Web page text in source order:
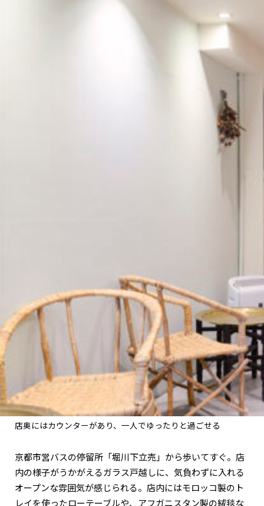
店奥にはカウンターがあり、一人でゆったりと過ごせる
京都市営バスの停留所「堀川下立売」から歩いてすぐ。店
内の様子がうかがえるガラス戸越しに、気負わずに入れる
オープンな雰囲気が感じられる。店内にはモロッコ製のト
レイを使ったローテーブルや、アフガニスタン製の絨毯な